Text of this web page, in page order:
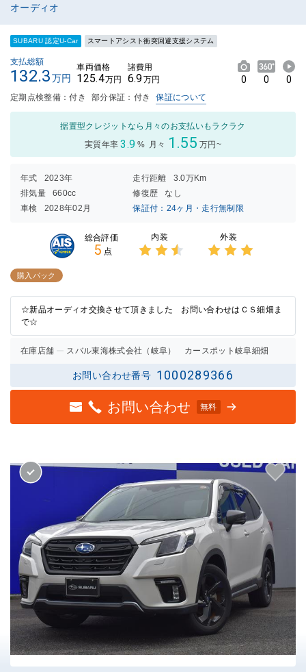
オーディオ
SUBARU 認定U-Car スマートアシスト衝突回避支援システム
支払総額
132.3万円
車両価格
125.4万円
諸費用
6.9万円 0 0 0
定期点検整備：付き 部分保証：付き 保証について
据置型クレジットなら月々のお支払いもラクラク
実質年率 3.9 % 月々 1.55 万円~
年式 2023年 走行距離
3.0万Km
排気量
660cc 修復歴
なし
車検
2028年02月 保証付：24ヶ月・走行無制限
総合評価
5 点
内装 外装
購入パック
☆新品オーディオ交換させて頂きました お問い合わせはＣＳ細畑ま
で☆
在庫店舗 スバル東海株式会社（岐阜） カースポット岐阜細畑
お問い合わせ番号 1000289366
お問い合わせ 無料